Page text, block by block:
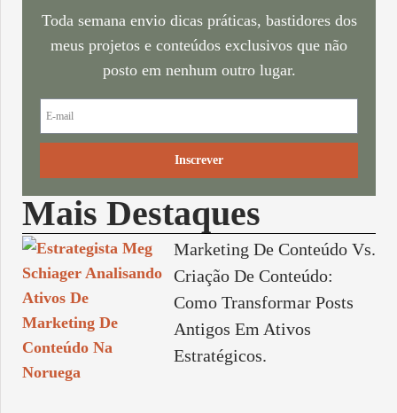
Toda semana envio dicas práticas, bastidores dos
meus projetos e conteúdos exclusivos que não
posto em nenhum outro lugar.
Inscrever
Mais Destaques
Marketing De Conteúdo Vs.
Criação De Conteúdo:
Como Transformar Posts
Antigos Em Ativos
Estratégicos.